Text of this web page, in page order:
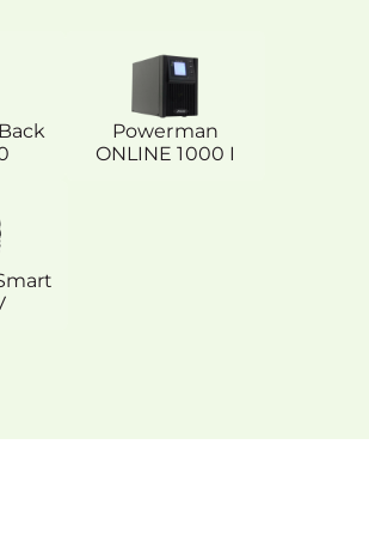
Powerman
ONLINE 1000 I